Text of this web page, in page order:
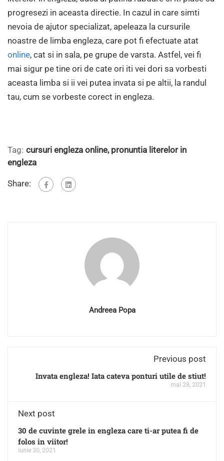
progresezi in aceasta directie. In cazul in care simti
nevoia de ajutor specializat, apeleaza la cursurile
noastre de limba engleza, care pot fi efectuate atat
online, cat si in sala, pe grupe de varsta. Astfel, vei fi
mai sigur pe tine ori de cate ori iti vei dori sa vorbesti
aceasta limba si ii vei putea invata si pe altii, la randul
tau, cum se vorbeste corect in engleza.
Tag: cursuri engleza online, pronuntia literelor in
engleza
Share:
Andreea Popa
Previous post
Invata engleza! Iata cateva ponturi utile de stiut!
mai 28, 2021
Next post
30 de cuvinte grele in engleza care ti-ar putea fi de
folos in viitor!
iunie 30, 2021